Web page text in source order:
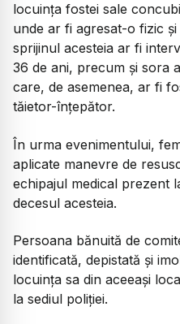
locuința fostei sale
unde ar fi agresat-o fizic
sprijinul acesteia ar fi
36 de ani, precum și sora
care, de asemenea, ar fi
tăietor-înțepător.
În urma evenimentului,
aplicate manevre de
echipajul medical prezent
decesul acesteia.
Persoana bănuită de
identificată, depistată și
locuința sa din aceeași
la sediul poliției.